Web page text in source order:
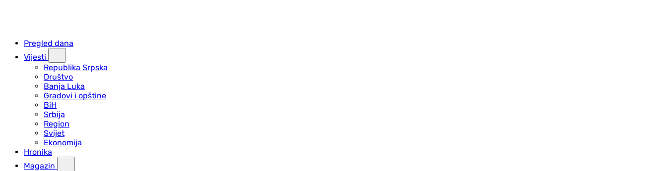
Pregled dana
Vijesti
Republika Srpska
Društvo
Banja Luka
Gradovi i opštine
BiH
Srbija
Region
Svijet
Ekonomija
Hronika
Magazin